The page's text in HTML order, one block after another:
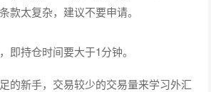
款太复杂，建议不要申请。
即持仓时间要大于1分钟。
的新手，交易较少的交易量来学习外汇